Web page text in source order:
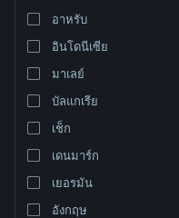
ชมเว็บไซต์สำหรับเดสก์ท็อป
อาหรับ
อินโดนีเซีย
มาเลย์
บัลแกเรีย
เช็ก
เดนมาร์ก
เยอรมัน
อังกฤษ